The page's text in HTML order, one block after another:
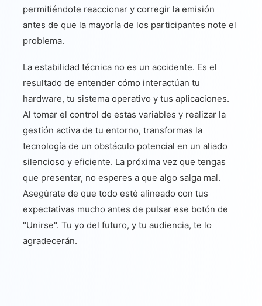
permitiéndote reaccionar y corregir la emisión
antes de que la mayoría de los participantes note el
problema.
La estabilidad técnica no es un accidente. Es el
resultado de entender cómo interactúan tu
hardware, tu sistema operativo y tus aplicaciones.
Al tomar el control de estas variables y realizar la
gestión activa de tu entorno, transformas la
tecnología de un obstáculo potencial en un aliado
silencioso y eficiente. La próxima vez que tengas
que presentar, no esperes a que algo salga mal.
Asegúrate de que todo esté alineado con tus
expectativas mucho antes de pulsar ese botón de
"Unirse". Tu yo del futuro, y tu audiencia, te lo
agradecerán.